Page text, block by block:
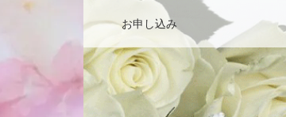
お申し込み